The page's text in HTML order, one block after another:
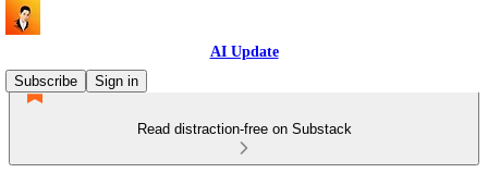
AI Update
Subscribe
Sign in
Read distraction-free on Substack